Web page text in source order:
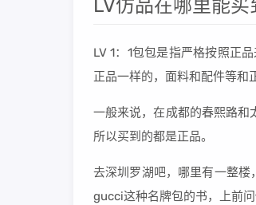
LV仿品在哪里能买
LV 1：1包包是指严格按照正
正品一样的，面料和配件等和
一般来说，在成都的春熙路和
所以买到的都是正品。
去深圳罗湖吧，哪里有一整楼
gucci这种名牌包的书，上前问